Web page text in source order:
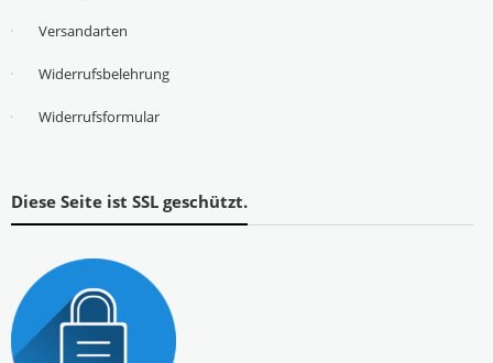
Versandarten
Widerrufsbelehrung
Widerrufsformular
Diese Seite ist SSL geschützt.